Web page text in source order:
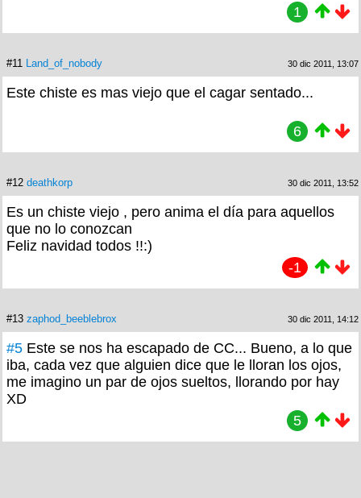
1
#11 Land_of_nobody 30 dic 2011, 13:07
Este chiste es mas viejo que el cagar sentado...
6
#12 deathkorp 30 dic 2011, 13:52
Es un chiste viejo , pero anima el día para aquellos
que no lo conozcan
Feliz navidad todos !!:)
-1
#13 zaphod_beeblebrox 30 dic 2011, 14:12
#5 Este se nos ha escapado de CC... Bueno, a lo que
iba, cada vez que alguien dice que le lloran los ojos,
me imagino un par de ojos sueltos, llorando por hay
XD
5